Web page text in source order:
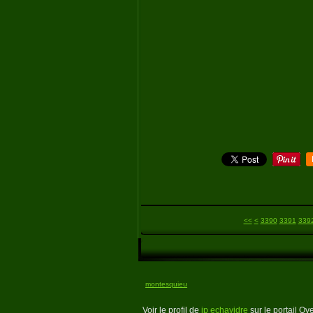
<< < 3300
3310
3320
3330
3340
3350
3360
3370
3380
3390 3391
montesquieu
Voir le profil de jp echavidre sur le portail